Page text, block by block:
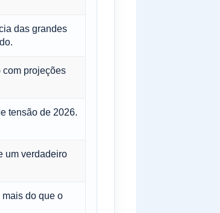
das grandes
com projeções
tensão de 2026.
um verdadeiro
do que o